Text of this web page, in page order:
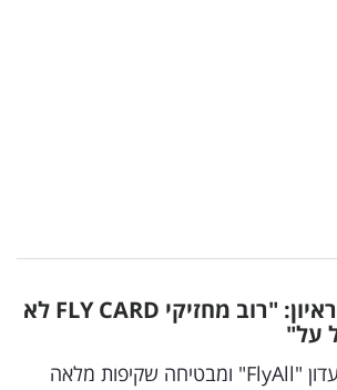
"רוב מחזיקי FLY CARD
לא
על"
כאל משיקה את מועדון "FlyAll" ומבטיחה שקיפות מלאה